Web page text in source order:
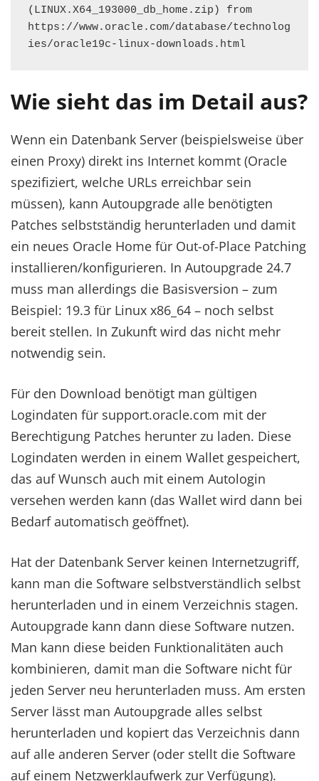
(LINUX.X64_193000_db_home.zip) from
https://www.oracle.com/database/technolog
ies/oracle19c-linux-downloads.html
Wie sieht das im Detail aus?
Wenn ein Datenbank Server (beispielsweise über
einen Proxy) direkt ins Internet kommt (Oracle
spezifiziert, welche URLs erreichbar sein
müssen), kann Autoupgrade alle benötigten
Patches selbstständig herunterladen und damit
ein neues Oracle Home für Out-of-Place Patching
installieren/konfigurieren. In Autoupgrade 24.7
muss man allerdings die Basisversion – zum
Beispiel: 19.3 für Linux x86_64 – noch selbst
bereit stellen. In Zukunft wird das nicht mehr
notwendig sein.
Für den Download benötigt man gültigen
Logindaten für support.oracle.com mit der
Berechtigung Patches herunter zu laden. Diese
Logindaten werden in einem Wallet gespeichert,
das auf Wunsch auch mit einem Autologin
versehen werden kann (das Wallet wird dann bei
Bedarf automatisch geöffnet).
Hat der Datenbank Server keinen Internetzugriff,
kann man die Software selbstverständlich selbst
herunterladen und in einem Verzeichnis stagen.
Autoupgrade kann dann diese Software nutzen.
Man kann diese beiden Funktionalitäten auch
kombinieren, damit man die Software nicht für
jeden Server neu herunterladen muss. Am ersten
Server lässt man Autoupgrade alles selbst
herunterladen und kopiert das Verzeichnis dann
auf alle anderen Server (oder stellt die Software
auf einem Netzwerklaufwerk zur Verfügung).